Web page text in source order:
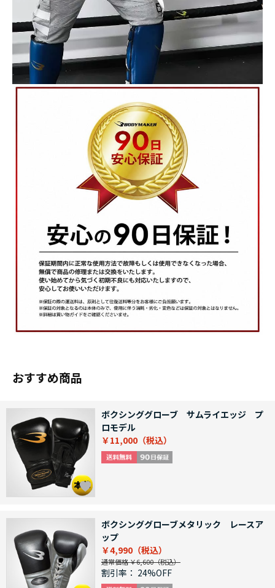
おすすめ商品
ボクシンググローブ サムライエッジ プ
ロモデル
￥11,000
ボクシンググローブメタリック レースア
ップ
￥4,990
通常価格 ￥6,600
割引率： 24%OFF